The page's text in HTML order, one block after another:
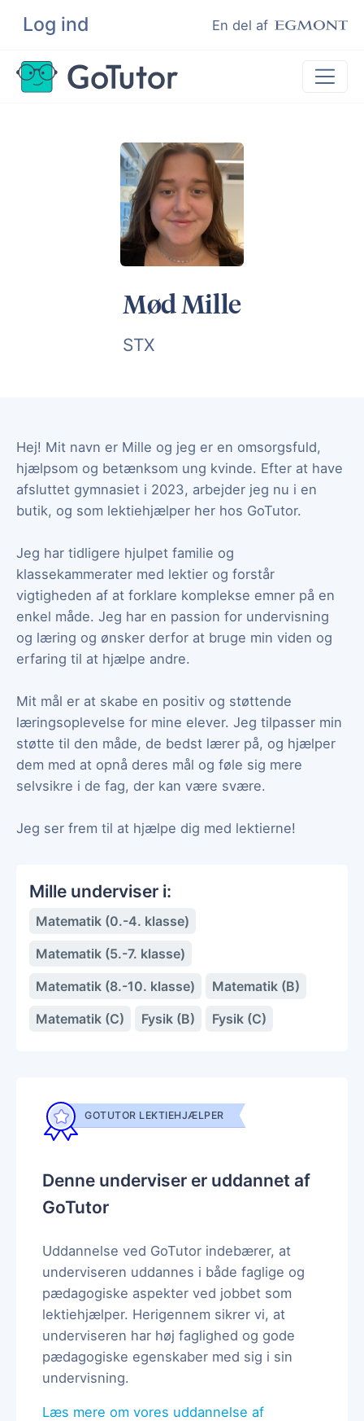
Log ind En del af
Søg
Lektiehjælp
Eksamenshjælp
Hjælp til ordblinde
Kundeudtalelser
Undervisere
Mød Mille
STX
Hej! Mit navn er Mille og jeg er en omsorgsfuld,
hjælpsom og betænksom ung kvinde. Efter at have
afsluttet gymnasiet i 2023, arbejder jeg nu i en
butik, og som lektiehjælper her hos GoTutor.
Jeg har tidligere hjulpet familie og
klassekammerater med lektier og forstår
vigtigheden af at forklare komplekse emner på en
enkel måde. Jeg har en passion for undervisning
og læring og ønsker derfor at bruge min viden og
erfaring til at hjælpe andre.
Mit mål er at skabe en positiv og støttende
læringsoplevelse for mine elever. Jeg tilpasser min
støtte til den måde, de bedst lærer på, og hjælper
dem med at opnå deres mål og føle sig mere
selvsikre i de fag, der kan være svære.
Jeg ser frem til at hjælpe dig med lektierne!
Mille underviser i:
Matematik (0.-4. klasse)
Matematik (5.-7. klasse)
Matematik (8.-10. klasse)
Matematik (B)
Matematik (C)
Fysik (B) Fysik (C)
GOTUTOR LEKTIEHJÆLPER
Denne underviser er uddannet af
GoTutor
Uddannelse ved GoTutor indebærer, at
underviseren uddannes i både faglige og
pædagogiske aspekter ved jobbet som
lektiehjælper. Herigennem sikrer vi, at
underviseren har høj faglighed og gode
pædagogiske egenskaber med sig i sin
undervisning.
Læs mere om vores uddannelse af